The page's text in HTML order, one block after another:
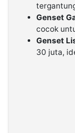
Genset
cocok
Genset
30 juta,